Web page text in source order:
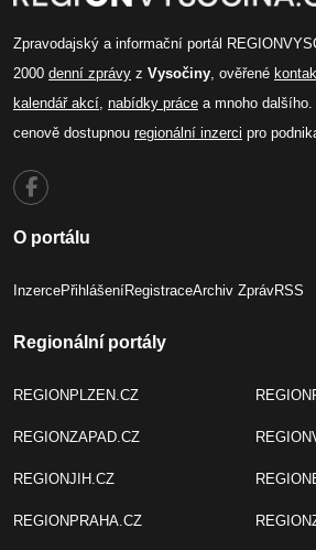
Zpravodajský a informační portál
2000 denní zprávy z Vysočiny , ověřené
kalendář akcí nabídky práce a mnoho
cenově dostupnou regionální inzerci pro
O portálu
InzercePřihlášeníRegistraceArchiv ZprávRSS
Regionální portály
REGIONPLZEN.CZ
REGIONZAPAD.CZ
REGIONJIH.CZ
REGIONPRAHA.CZ